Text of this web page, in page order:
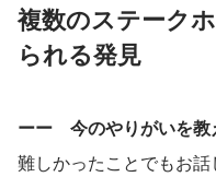
複数のステーク
られる発見
ーー　今のやりがいを教
難しかったことでもお